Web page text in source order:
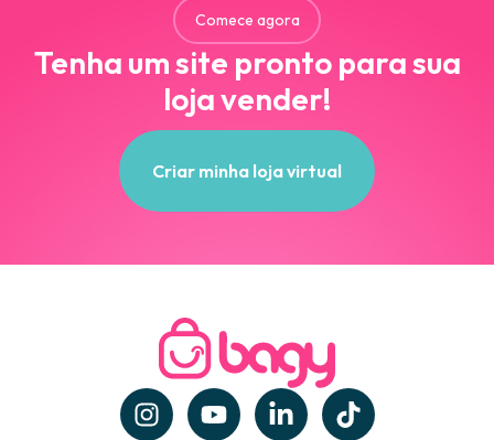
Comece agora
Tenha um site pronto para sua
loja vender!
Criar minha loja virtual